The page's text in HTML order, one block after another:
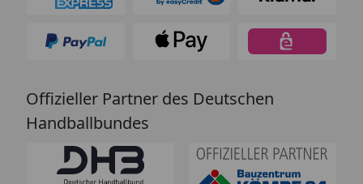
Offizieller Partner des Deutschen
Handballbundes